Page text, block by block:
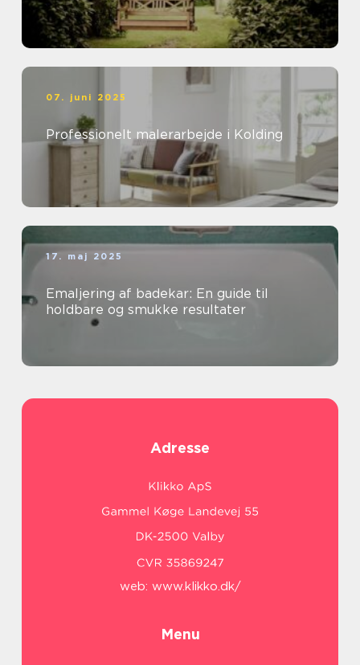
07. juni 2025
Professionelt malerarbejde i Kolding
17. maj 2025
Emaljering af badekar: En guide til
holdbare og smukke resultater
Adresse
web: www.klikko.dk/
Menu